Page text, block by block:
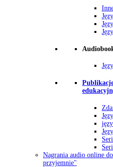
Nagrania audio online
przyjemnie"